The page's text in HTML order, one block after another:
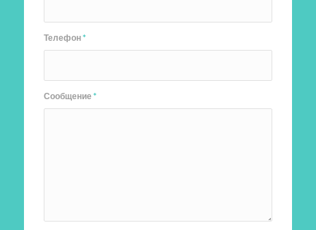
Телефон*
Сообщение*